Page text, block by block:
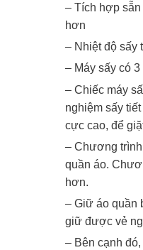
– Tích hợp
hơn
– Nhiệt độ sấy
– Máy sấy có
– Chiếc máy
nghiệm sấy
cực cao, để
– Chương
quần áo.
hơn.
– Giữ áo quần
giữ được vẻ
– Bên cạnh